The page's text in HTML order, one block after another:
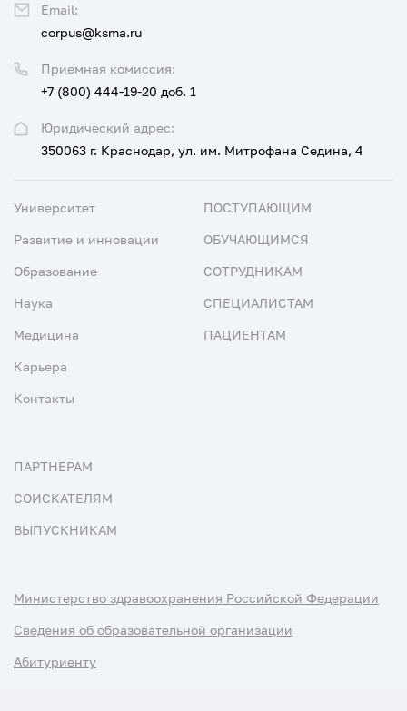
Юридический адрес:
350063 г. Краснодар, ул. им. Митрофана Седина, 4
Приемная комиссия:
+7 (800) 444-19-20 доб. 1
Email:
corpus@ksma.ru
Университет
Развитие и инновации
Образование
Наука
Медицина
Карьера
Контакты
ПОСТУПАЮЩИМ
ОБУЧАЮЩИМСЯ
СОТРУДНИКАМ
СПЕЦИАЛИСТАМ
ПАЦИЕНТАМ
ПАРТНЕРАМ
СОИСКАТЕЛЯМ
ВЫПУСКНИКАМ
Министерство здравоохранения Российской Федерации
Сведения об образовательной организации
Абитуриенту